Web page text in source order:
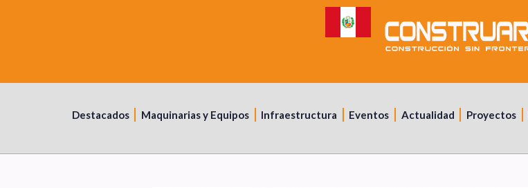
Destacados Maquinarias y Equipos Infraestructura Eventos Actualidad Proyectos